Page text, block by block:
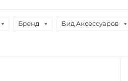
Бренд Вид Аксессуаров